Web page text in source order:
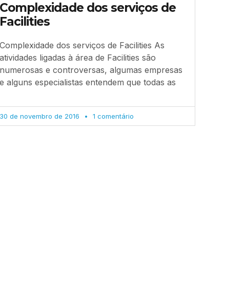
Complexidade dos serviços de
Facilities
Complexidade dos serviços de Facilities As
atividades ligadas à área de Facilities são
numerosas e controversas, algumas empresas
e alguns especialistas entendem que todas as
30 de novembro de 2016 1 comentário